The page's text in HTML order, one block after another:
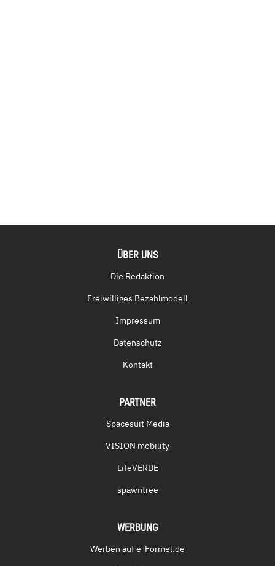
ÜBER UNS
Die Redaktion
Freiwilliges Bezahlmodell
Impressum
Datenschutz
Kontakt
PARTNER
Spacesuit Media
VISION mobility
LifeVERDE
spawntree
WERBUNG
Werben auf e-Formel.de